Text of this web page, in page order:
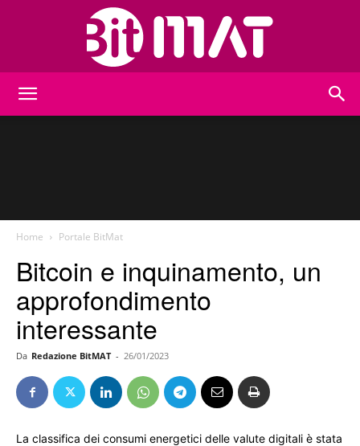
Home Portale BitMat
Bitcoin e inquinamento, un
approfondimento
interessante
Da Redazione BitMAT - 26/01/2023
La classifica dei consumi energetici delle valute digitali è stata